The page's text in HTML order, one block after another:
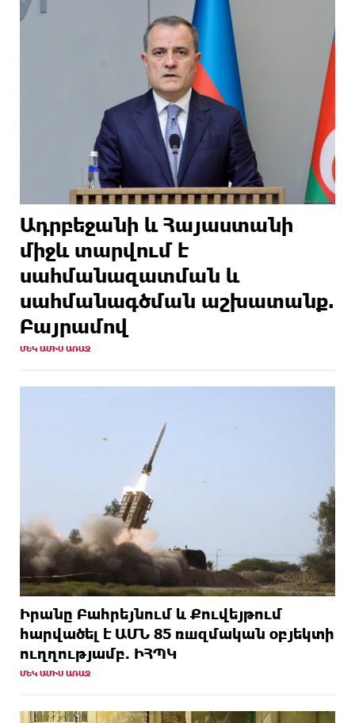
Ադրբեջանի և Հայաստանի
միջև տարվում է
սահմանազատման և
սահմանագծման աշխատանք.
Բայրամով
ՄԵԿ ԱՄԻՍ ԱՌԱՋ
Իրանը Բահրեյնում և Քուվեյթում
hարվածել է ԱՄՆ 85 ռшզմական օբյեկտի
ուղղությամբ. ԻՀՊԿ
ՄԵԿ ԱՄԻՍ ԱՌԱՋ